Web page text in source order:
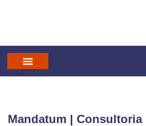
Mandatum | Consultoria